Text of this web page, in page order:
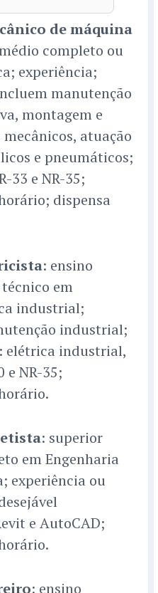
de máquina
completo ou
experiência;
manutenção
montagem e
atuação
e pneumáticos;
33 e NR-35;
dispensa
: ensino
em
industrial;
industrial;
elétrica industrial,
e NR-35;
: superior
em Engenharia
experiência ou
e AutoCAD;
: ensino